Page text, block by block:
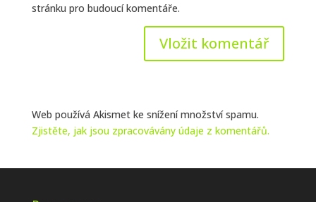
stránku pro budoucí komentáře.
Web používá Akismet ke snížení množství spamu.
Zjistěte, jak jsou zpracovávány údaje z komentářů.